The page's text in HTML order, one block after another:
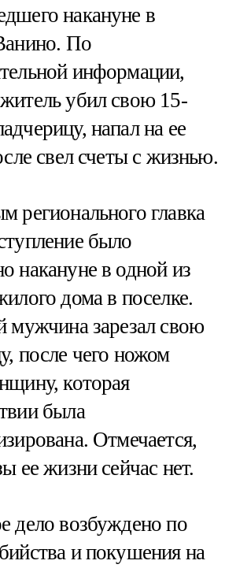
накануне в
По
информации,
убил свою 15-
напал на ее
свел счеты с жизнью.
регионального главка
было
накануне в одной из
дома в поселке.
мужчина зарезал свою
после чего ножом
которая
была
Отмечается,
ее жизни сейчас нет.
дело возбуждено по
и покушения на